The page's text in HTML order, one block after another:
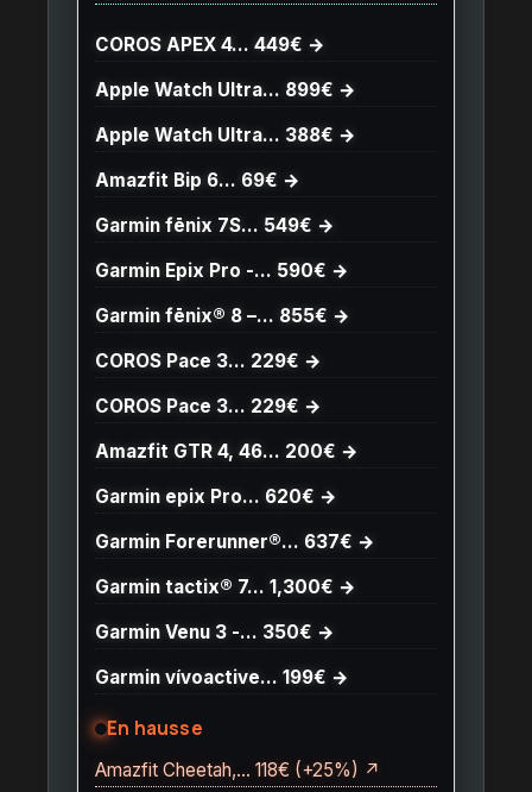
COROS APEX 4… 449€ →
Apple Watch Ultra… 899€ →
Apple Watch Ultra… 388€ →
Amazfit Bip 6… 69€ →
Garmin fēnix 7S… 549€ →
Garmin Epix Pro -… 590€ →
Garmin fēnix® 8 –… 855€ →
COROS Pace 3… 229€ →
COROS Pace 3… 229€ →
Amazfit GTR 4, 46… 200€ →
Garmin epix Pro… 620€ →
Garmin Forerunner®… 637€ →
Garmin tactix® 7… 1,300€ →
Garmin Venu 3 -… 350€ →
Garmin vívoactive… 199€ →
En hausse
Amazfit Cheetah,… 118€ (+25%) ↗